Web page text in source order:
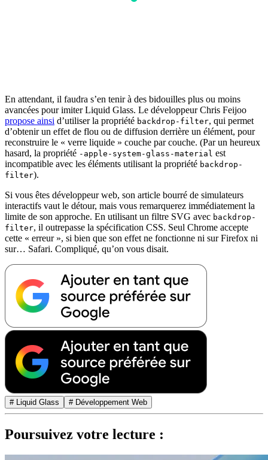
En attendant, il faudra s’en tenir à des bidouilles plus ou moins
avancées pour imiter Liquid Glass. Le développeur Chris Feijoo
propose ainsi d’utiliser la propriété backdrop-filter, qui permet
d’obtenir un effet de flou ou de diffusion derrière un élément, pour
reconstruire le « verre liquide » couche par couche. (Par un heureux
hasard, la propriété -apple-system-glass-material est
incompatible avec les éléments utilisant la propriété backdrop-
filter).
Si vous êtes développeur web, son article bourré de simulateurs
interactifs vaut le détour, mais vous remarquerez immédiatement la
limite de son approche. En utilisant un filtre SVG avec backdrop-
filter, il outrepasse la spécification CSS. Seul Chrome accepte
cette « erreur », si bien que son effet ne fonctionne ni sur Firefox ni
sur… Safari. Compliqué, qu’on vous disait.
# Liquid Glass # Développement Web
Poursuivez votre lecture :